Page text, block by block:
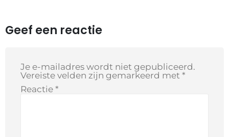
Geef een reactie
Je e-mailadres wordt niet gepubliceerd.
Vereiste velden zijn gemarkeerd met *
Reactie *